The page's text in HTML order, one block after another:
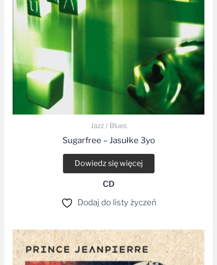
Jazz / Blues
Sugarfree – Jasułke 3yo
Dowiedz się więcej
CD
Dodaj do listy życzeń